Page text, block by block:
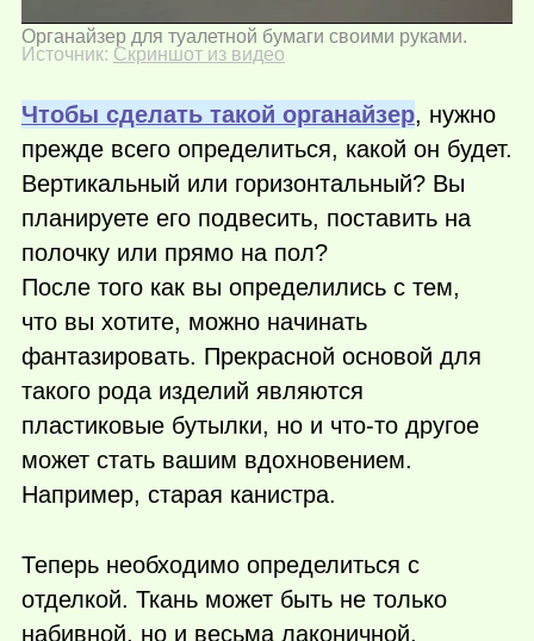
Органайзер для туалетной бумаги своими руками.
Источник: Скриншот из видео
Чтобы сделать такой органайзер, нужно
прежде всего определиться, какой он будет.
Вертикальный или горизонтальный? Вы
планируете его подвесить, поставить на
полочку или прямо на пол?
После того как вы определились с тем,
что вы хотите, можно начинать
фантазировать. Прекрасной основой для
такого рода изделий являются
пластиковые бутылки, но и что-то другое
может стать вашим вдохновением.
Например, старая канистра.
Теперь необходимо определиться с
отделкой. Ткань может быть не только
набивной, но и весьма лаконичной,